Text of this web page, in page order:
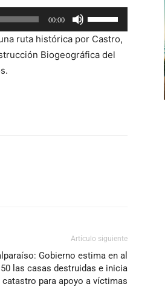
para
aumentar
o
disminuir
00:00
las
teclas
de
ruta histórica por Castro,
Biogeográfica del
Artículo siguiente
Gobierno estima en al
las casas destruidas e inicia
catastro para apoyo a víctimas